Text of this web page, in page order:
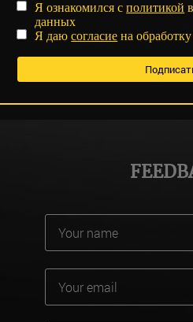
Я ознакомился сполитикой
данных
Я даюсогласие на